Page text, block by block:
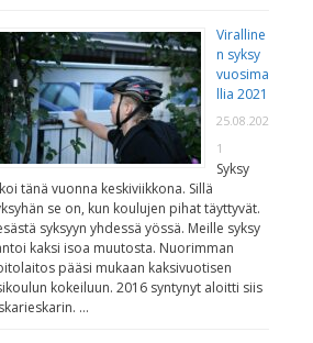
Viralline
n syksy
vuosima
llia 2021
25.08.202
1
Syksy
tänä vuonna keskiviikkona. Sillä
se on, kun koulujen pihat täyttyvät.
syksyyn yhdessä yössä. Meille syksy
kaksi isoa muutosta. Nuorimman
pääsi mukaan kaksivuotisen
kokeiluun. 2016 syntynyt aloitti siis
…